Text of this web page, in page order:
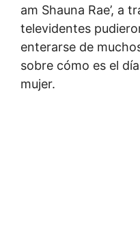
am Shauna Rae’, a
televidentes
enterarse de
sobre cómo es el
mujer.